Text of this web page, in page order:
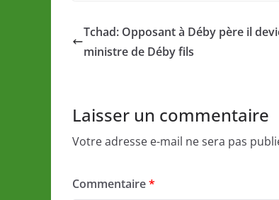
Tchad: Opposant à Déby père il
ministre de Déby fils
Laisser un commentaire
Votre adresse e-mail ne sera pas
Commentaire*